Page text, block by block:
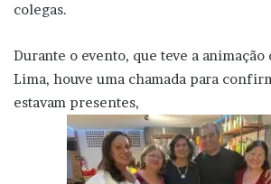
colegas.
Durante o evento, que teve a animação
Lima, houve uma chamada para
estavam presentes,